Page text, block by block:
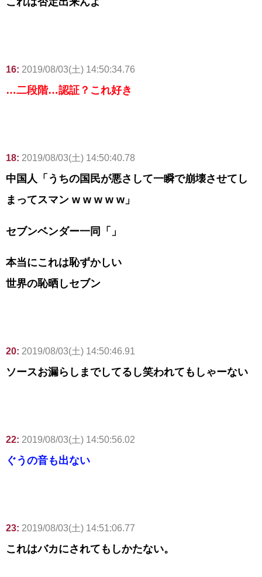
16: 2019/08/03(土) 14:50:34.76
…二段階…認証？これ好き
18: 2019/08/03(土) 14:50:40.78
中国人「うちの国民が悪さして一瞬で崩壊させてし
まってスマン w w w w w」
セブンベンダー一同「」
本当にこれは恥ずかしい
世界の恥晒しセブン
20: 2019/08/03(土) 14:50:46.91
ソースお漏らしまでしてるし笑われてもしゃーない
22: 2019/08/03(土) 14:50:56.02
ぐうの音も出ない
23: 2019/08/03(土) 14:51:06.77
これはバカにされてもしかたない。